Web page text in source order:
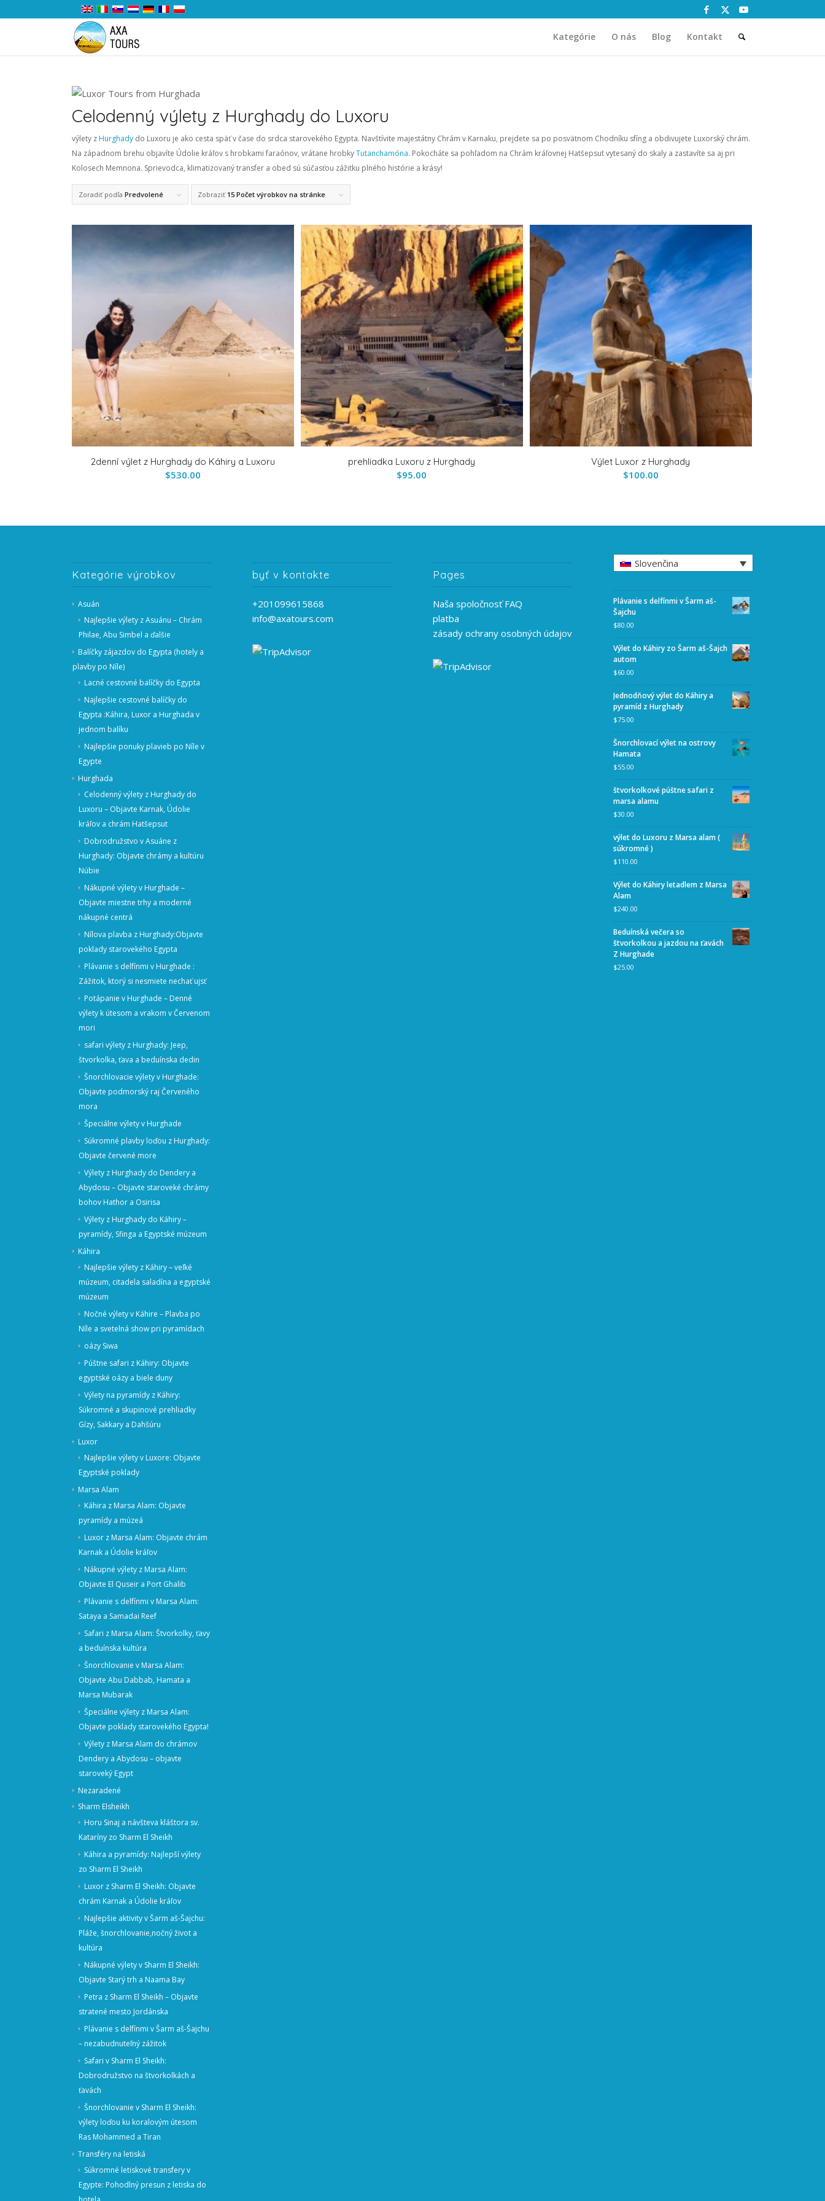
Kategórie O nás Blog Kontakt
Celodenný výlety z Hurghady do Luxoru
výlety z Hurghady do Luxoru je ako cesta späť v čase do srdca starovekého Egypta. Navštívite majestátny Chrám v Karnaku, prejdete sa po posvätnom Chodníku sfíng a obdivujete Luxorský chrám.
Na západnom brehu objavíte Údolie kráľov s hrobkami faraónov, vrátane hrobkyTutanchamóna. Pokocháte sa pohľadom na Chrám kráľovnej Hatšepsut vytesaný do skaly a zastavíte sa aj pri
Kolosech Memnona. Sprievodca, klimatizovaný transfer a obed sú súčasťou zážitku plného histórie a krásy!
Zoradiť podľaPredvolené Zobraziť 15 Počet výrobkov na stránke
2denní výlet z Hurghady do Káhiry a Luxoru
$530.00
prehliadka Luxoru z Hurghady
$95.00
Výlet Luxor z Hurghady
$100.00
Kategórie výrobkov
Asuán
Najlepšie výlety z Asuánu – Chrám
Philae, Abu Simbel a ďalšie
Balíčky zájazdov do Egypta (hotely a
plavby po Níle)
Lacné cestovné balíčky do Egypta
Najlepšie cestovné balíčky do
Egypta :Káhira, Luxor a Hurghada v
jednom balíku
Najlepšie ponuky plavieb po Níle v
Egypte
Hurghada
Celodenný výlety z Hurghady do
Luxoru – Objavte Karnak, Údolie
kráľov a chrám Hatšepsut
Dobrodružstvo v Asuáne z
Hurghady: Objavte chrámy a kultúru
Núbie
Nákupné výlety v Hurghade –
Objavte miestne trhy a moderné
nákupné centrá
Nílova plavba z Hurghady:Objavte
poklady starovekého Egypta
Plávanie s delfínmi v Hurghade :
Zážitok, ktorý si nesmiete nechať ujsť
Potápanie v Hurghade – Denné
výlety k útesom a vrakom v Červenom
mori
safari výlety z Hurghady: Jeep,
štvorkolka, ťava a beduínska dedin
Šnorchlovacie výlety v Hurghade:
Objavte podmorský raj Červeného
mora
Špeciálne výlety v Hurghade
Súkromné ​​plavby loďou z Hurghady:
Objavte červené more
Výlety z Hurghady do Dendery a
Abydosu – Objavte staroveké chrámy
bohov Hathor a Osirisa
Výlety z Hurghady do Káhiry –
pyramídy, Sfinga a Egyptské múzeum
Káhira
Najlepšie výlety z Káhiry – veľké
múzeum, citadela saladína a egyptské
múzeum
Nočné výlety v Káhire – Plavba po
Níle a svetelná show pri pyramídach
oázy Siwa
Púštne safari z Káhiry: Objavte
egyptské oázy a biele duny
Výlety na pyramídy z Káhiry:
Súkromné a skupinové prehliadky
Gízy, Sakkary a Dahšúru
Luxor
Najlepšie výlety v Luxore: Objavte
Egyptské poklady
Marsa Alam
Káhira z Marsa Alam: Objavte
pyramídy a múzeá
Luxor z Marsa Alam: Objavte chrám
Karnak a Údolie kráľov
Nákupné výlety z Marsa Alam:
Objavte El Quseir a Port Ghalib
Plávanie s delfínmi v Marsa Alam:
Sataya a Samadai Reef
Safari z Marsa Alam: Štvorkolky, ťavy
a beduínska kultúra
Šnorchlovanie v Marsa Alam:
Objavte Abu Dabbab, Hamata a
Marsa Mubarak
Špeciálne výlety z Marsa Alam:
Objavte poklady starovekého Egypta!
Výlety z Marsa Alam do chrámov
Dendery a Abydosu – objavte
staroveký Egypt
Nezaradené
Sharm Elsheikh
Horu Sinaj a návšteva kláštora sv.
Kataríny zo Sharm El Sheikh
Káhira a pyramídy: Najlepší výlety
zo Sharm El Sheikh
Luxor z Sharm El Sheikh: Objavte
chrám Karnak a Údolie kráľov
Najlepšie aktivity v Šarm aš-Šajchu:
Pláže, šnorchlovanie,nočný život a
kultúra
Nákupné výlety v Sharm El Sheikh:
Objavte Starý trh a Naama Bay
Petra z Sharm El Sheikh – Objavte
stratené mesto Jordánska
Plávanie s delfínmi v Šarm aš-Šajchu
– nezabudnuteľný zážitok
Safari v Sharm El Sheikh:
Dobrodružstvo na štvorkolkách a
ťavách
Šnorchlovanie v Sharm El Sheikh:
výlety loďou ku koralovým útesom
Ras Mohammed a Tiran
Transféry na letiská
Súkromné letiskové transfery v
Egypte: Pohodlný presun z letiska do
byť v kontakte
+201099615868
info@axatours.com
Pages
Naša spoločnosť FAQ
platba
zásady ochrany osobných údajov
Slovenčina
Plávanie s delfínmi v Šarm aš-
Šajchu
$80.00
Výlet do Káhiry zo Šarm aš-Šajch
autom
$60.00
Jednodňový výlet do Káhiry a
pyramíd z Hurghady
$75.00
Šnorchlovací výlet na ostrovy
Hamata
$55.00
štvorkolkové púštne safari z
marsa alamu
$30.00
výlet do Luxoru z Marsa alam (
súkromné )
$110.00
Výlet do Káhiry letadlem z Marsa
Alam
$240.00
Beduínská večera so
štvorkolkou a jazdou na ťavách
Z Hurghade
$25.00